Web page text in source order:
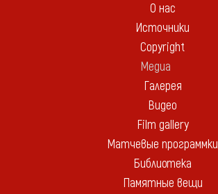
О нас
Источники
Copyright
Медиа
Галерея
Видео
Film gallery
Матчевые программки
Библиотека
Памятные вещи